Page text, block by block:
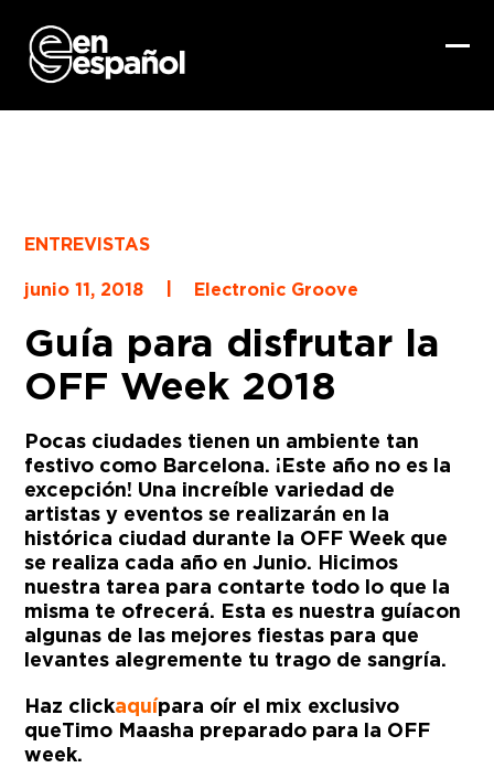
content
ENTREVISTAS
junio 11, 2018
| Electronic Groove
Guía para disfrutar la
OFF Week 2018
Pocas ciudades tienen un ambiente tan
festivo como Barcelona. ¡Este año no es la
excepción! Una increíble variedad de
artistas y eventos se realizarán en la
histórica ciudad durante la OFF Week que
se realiza cada año en Junio. Hicimos
nuestra tarea para contarte todo lo que la
misma te ofrecerá. Esta es nuestra guíacon
algunas de las mejores fiestas para que
levantes alegremente tu trago de sangría.
Haz clickaquípara oír el mix exclusivo
queTimo Maasha preparado para la OFF
week.